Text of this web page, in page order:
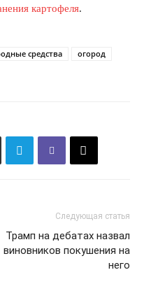
картофеля.
средства
огород
Следующая статья
Трамп на дебатах назвал
виновников покушения на
него